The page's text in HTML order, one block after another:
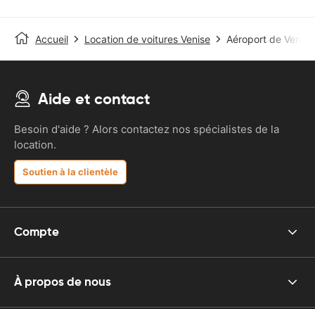
Accueil Location de voitures Venise Aéroport de
Aide et contact
Besoin d'aide ? Alors contactez nos spécialistes de la
location.
Soutien à la clientèle
Compte
À propos de nous